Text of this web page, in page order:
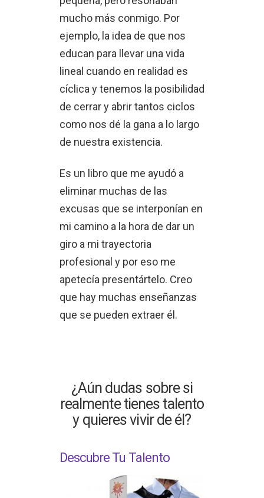
mucho más conmigo. Por
ejemplo, la idea de que nos
educan para llevar una vida
lineal cuando en realidad es
cíclica y tenemos la posibilidad
de cerrar y abrir tantos ciclos
como nos dé la gana a lo largo
de nuestra existencia.
Es un libro que me ayudó a
eliminar muchas de las
excusas que se interponían en
mi camino a la hora de dar un
giro a mi trayectoria
profesional y por eso me
apetecía presentártelo. Creo
que hay muchas enseñanzas
que se pueden extraer él.
¿Aún dudas sobre si
realmente tienes talento
y quieres vivir de él?
Descubre Tu Talento